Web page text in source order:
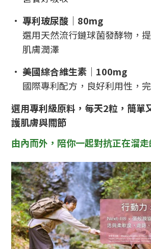
• 專利玻尿酸｜80mg
選用天然流行鏈球菌發酵物，
肌膚潤澤
• 美國綜合維生素｜100mg
國際專利配方，良好利用性，
選用專利級原料，每天2粒，簡單
護肌膚與關節
由內而外，陪你一起對抗正在溜走